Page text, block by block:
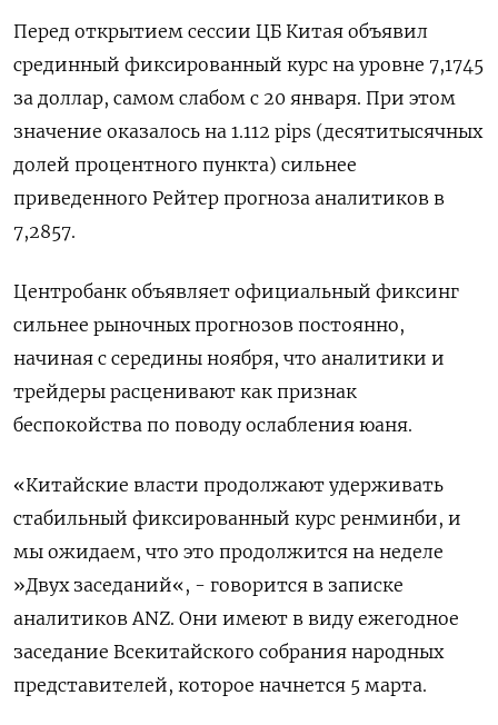
Перед открытием сессии ЦБ Китая объявил
срединный фиксированный курс на уровне 7,1745
за доллар, самом слабом с 20 января. При этом
значение оказалось на 1.112 pips (десятитысячных
долей процентного пункта) сильнее
приведенного Рейтер прогноза аналитиков в
7,2857.
Центробанк объявляет официальный фиксинг
сильнее рыночных прогнозов постоянно,
начиная с середины ноября, что аналитики и
трейдеры расценивают как признак
беспокойства по поводу ослабления юаня.
«Китайские власти продолжают удерживать
стабильный фиксированный курс ренминби, и
мы ожидаем, что это продолжится на неделе
»Двух заседаний«, - говорится в записке
аналитиков ANZ. Они имеют в виду ежегодное
заседание Всекитайского собрания народных
представителей, которое начнется 5 марта.